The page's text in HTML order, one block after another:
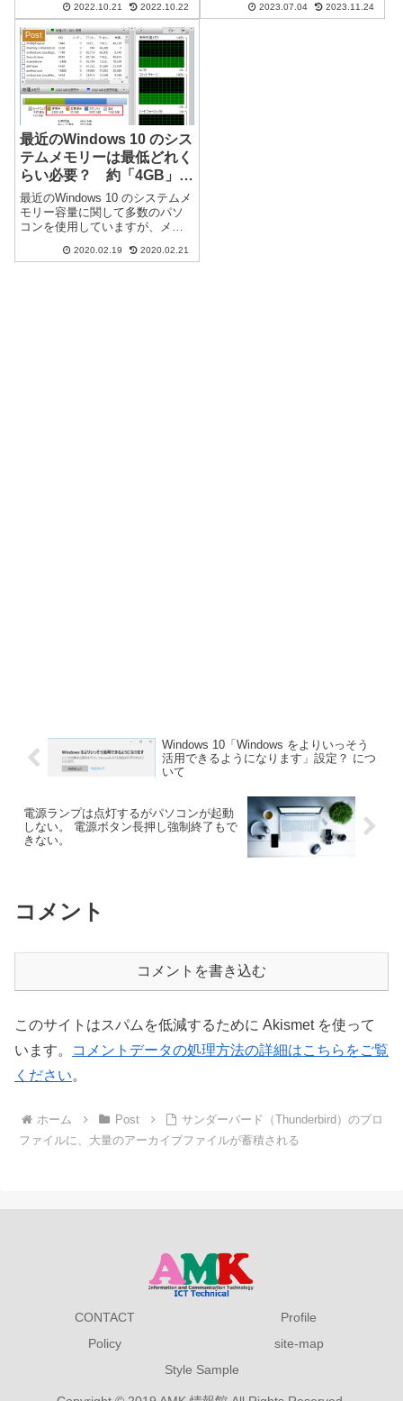
した。通常のアップデートであ
ればそのまま「今すぐアップデ
ート」をクリッ...
2022.10.21 2022.10.22
のIT後進国になっています。な
ぜなのか？原因はいくつか考え
2023.07.04 2023.11.24
Post
最近のWindows 10 のシス
テムメモリーは最低どれく
らい必要？ 約「4GB」で
す。
最近のWindows 10 のシステムメ
モリー容量に関して多数のパソ
コンを使用していますが、メモ
していると、最近の使用では、
2020.02.19 2020.02.21
Windows 10「Windows をよりいっそう
活用できるようになります」設定？ につ
いて
電源ランプは点灯するがパソコンが起動
しない。 電源ボタン長押し強制終了もで
きない。
コメント
コメントを書き込む
このサイトはスパムを低減するために Akismet を使って
います。
コメントデータの処理方法の詳細はこちらをご覧
ください。
ホーム Post
サンダーバード（Thunderbird）のプロ
ファイルに、大量のアーカイブファイルが蓄積される
CONTACT
Profile
Policy
site-map
Style Sample